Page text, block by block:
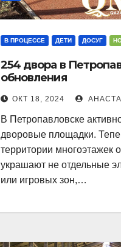
В ПРОЦЕССЕ ДЕТИ ДОСУГ
254 двора в
обновления
ОКТ 18, 2024
В Петропавловске
дворовые площадки.
территории многоэтажек
украшают не отдельные
или игровых зон,…